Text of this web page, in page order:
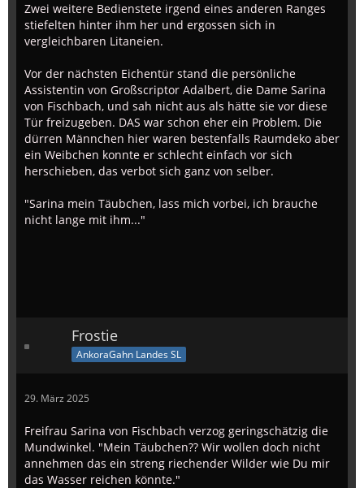
Zwei weitere Bedienstete irgend eines anderen Ranges
stiefelten hinter ihm her und ergossen sich in
vergleichbaren Litaneien.
Vor der nächsten Eichentür stand die persönliche
Assistentin von Großscriptor Adalbert, die Dame Sarina
von Fischbach, und sah nicht aus als hätte sie vor diese
Tür freizugeben. DAS war schon eher ein Problem. Die
dürren Männchen hier waren bestenfalls Raumdeko aber
ein Weibchen konnte er schlecht einfach vor sich
herschieben, das verbot sich ganz von selber.
"Sarina mein Täubchen, lass mich vorbei, ich brauche
nicht lange mit ihm..."
Frostie
AnkoraGahn Landes SL
29. März 2025
Freifrau Sarina von Fischbach verzog geringschätzig die
Mundwinkel. "Mein Täubchen?? Wir wollen doch nicht
annehmen das ein streng riechender Wilder wie Du mir
das Wasser reichen könnte."